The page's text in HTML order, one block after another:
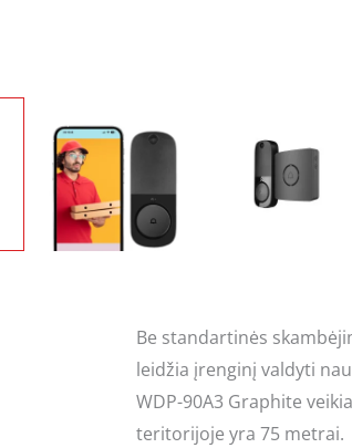
Be standartinės
leidžia įrenginį valdyti
WDP-90A3 Graphite
teritorijoje yra 75 metrai.